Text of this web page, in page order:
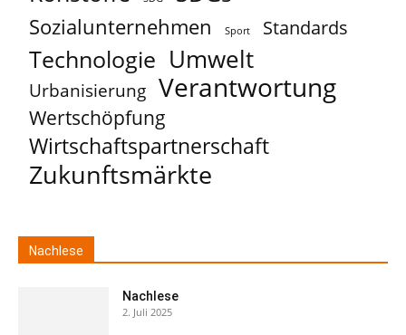
Sozialunternehmen Sport Standards
Technologie Umwelt
Urbanisierung Verantwortung
Wertschöpfung
Wirtschaftspartnerschaft
Zukunftsmärkte
Nachlese
Nachlese
2. Juli 2025